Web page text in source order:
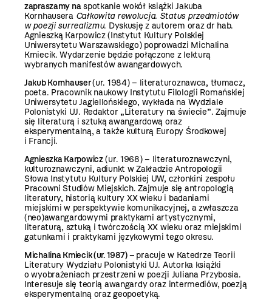
zapraszamy naspotkanie wokół książki Jakuba
Kornhausera Całkowita rewolucja. Status przedmiotów
w poezji surrealizmu. Dyskusję z autorem oraz dr hab.
Agnieszką Karpowicz (Instytut Kultury Polskiej
Uniwersytetu Warszawskiego) poprowadzi Michalina
Kmiecik. Wydarzenie będzie połączone z lekturą
wybranych manifestów awangardowych.
Jakub Kornhauser(ur. 1984) – literaturoznawca, tłumacz,
poeta. Pracownik naukowy Instytutu Filologii Romańskiej
Uniwersytetu Jagiellońskiego, wykłada na Wydziale
Polonistyki UJ. Redaktor „Literatury na świecie”. Zajmuje
się literaturą i sztuką awangardową oraz
eksperymentalną, a także kulturą Europy Środkowej
i Francji.
Agnieszka Karpowicz(ur. 1968) – literaturoznawczyni,
kulturoznawczyni, adiunkt w Zakładzie Antropologii
Słowa Instytutu Kultury Polskiej UW, członkini zespołu
Pracowni Studiów Miejskich. Zajmuje się antropologią
literatury, historią kultury XX wieku i badaniami
miejskimi w perspektywie komunikacyjnej, a zwłaszcza
(neo)awangardowymi praktykami artystycznymi,
literaturą, sztuką i twórczością XX wieku oraz miejskimi
gatunkami i praktykami językowymi tego okresu.
Michalina Kmiecik(ur. 1987) – pracuje w Katedrze Teorii
Literatury Wydziału Polonistyki UJ. Autorka książki
o wyobrażeniach przestrzeni w poezji Juliana Przybosia.
Interesuje się teorią awangardy oraz intermediów, poezją
eksperymentalną oraz geopoetyką.